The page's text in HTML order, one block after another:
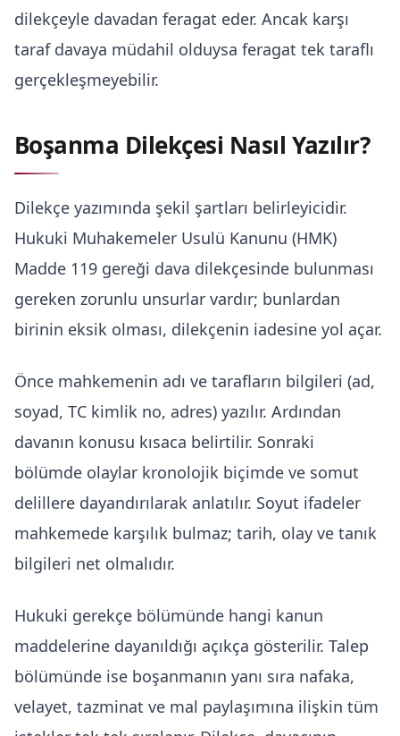
dilekçeyle davadan feragat eder. Ancak karşı
taraf davaya müdahil olduysa feragat tek taraflı
gerçekleşmeyebilir.
Boşanma Dilekçesi Nasıl Yazılır?
Dilekçe yazımında şekil şartları belirleyicidir.
Hukuki Muhakemeler Usulü Kanunu (HMK)
Madde 119 gereği dava dilekçesinde bulunması
gereken zorunlu unsurlar vardır; bunlardan
birinin eksik olması, dilekçenin iadesine yol açar.
Önce mahkemenin adı ve tarafların bilgileri (ad,
soyad, TC kimlik no, adres) yazılır. Ardından
davanın konusu kısaca belirtilir. Sonraki
bölümde olaylar kronolojik biçimde ve somut
delillere dayandırılarak anlatılır. Soyut ifadeler
mahkemede karşılık bulmaz; tarih, olay ve tanık
bilgileri net olmalıdır.
Hukuki gerekçe bölümünde hangi kanun
maddelerine dayanıldığı açıkça gösterilir. Talep
bölümünde ise boşanmanın yanı sıra nafaka,
velayet, tazminat ve mal paylaşımına ilişkin tüm